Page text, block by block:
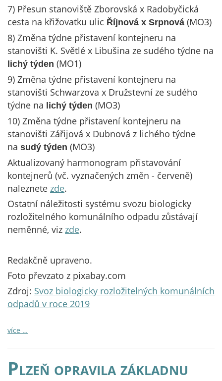
7) Přesun stanoviště Zborovská x Radobyčická
cesta na křižovatku ulic Říjnová x Srpnová (MO3)
8) Změna týdne přistavení kontejneru na
stanovišti K. Světlé x Libušina ze sudého týdne na
lichý týden (MO1)
9) Změna týdne přistavení kontejneru na
stanovišti Schwarzova x Družstevní ze sudého
týdne na lichý týden (MO3)
10) Změna týdne přistavení kontejneru na
stanovišti Zářijová x Dubnová z lichého týdne
na sudý týden (MO3)
Aktualizovaný harmonogram přistavování
kontejnerů (vč. vyznačených změn - červeně)
naleznete zde.
Ostatní náležitosti systému svozu biologicky
rozložitelného komunálního odpadu zůstávají
neměnné, viz zde.
Redakčně upraveno.
Foto převzato z pixabay.com
Zdroj: Svoz biologicky rozložitelných komunálních
odpadů v roce 2019
více …
Plzeň opravila základnu